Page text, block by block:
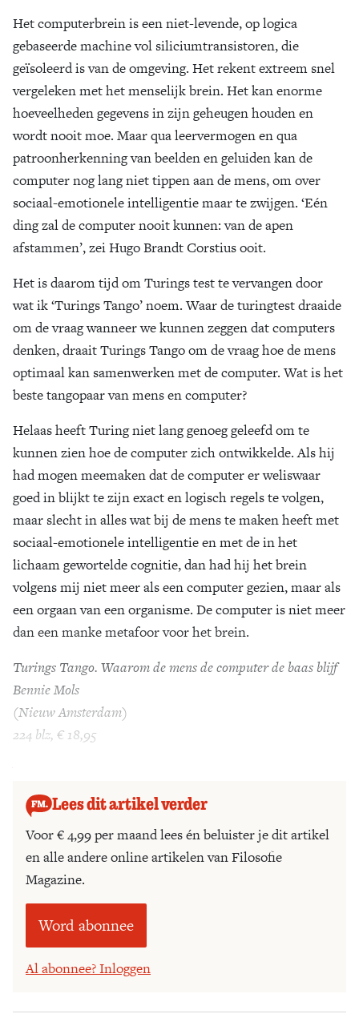
Het computerbrein is een niet-levende, op logica
gebaseerde machine vol siliciumtransistoren, die
geïsoleerd is van de omgeving. Het rekent extreem snel
vergeleken met het menselijk brein. Het kan enorme
hoeveelheden gegevens in zijn geheugen houden en
wordt nooit moe. Maar qua leervermogen en qua
patroonherkenning van beelden en geluiden kan de
computer nog lang niet tippen aan de mens, om over
sociaal-emotionele intelligentie maar te zwijgen. ‘Eén
ding zal de computer nooit kunnen: van de apen
afstammen’, zei Hugo Brandt Corstius ooit.
Het is daarom tijd om Turings test te vervangen door
wat ik ‘Turings Tango’ noem. Waar de turingtest draaide
om de vraag wanneer we kunnen zeggen dat computers
denken, draait Turings Tango om de vraag hoe de mens
optimaal kan samenwerken met de computer. Wat is het
beste tangopaar van mens en computer?
Helaas heeft Turing niet lang genoeg geleefd om te
kunnen zien hoe de computer zich ontwikkelde. Als hij
had mogen meemaken dat de computer er weliswaar
goed in blijkt te zijn exact en logisch regels te volgen,
maar slecht in alles wat bij de mens te maken heeft met
sociaal-emotionele intelligentie en met de in het
lichaam gewortelde cognitie, dan had hij het brein
volgens mij niet meer als een computer gezien, maar als
een orgaan van een organisme. De computer is niet meer
dan een manke metafoor voor het brein.
Turings Tango. Waarom de mens de computer de baas blijf
Bennie Mols
(Nieuw Amsterdam)
224 blz, € 18,95
Lees dit artikel verder
Voor € 4,99 per maand lees én beluister je dit artikel
en alle andere online artikelen van Filosofie
Magazine.
Word abonnee
Al abonnee? Inloggen